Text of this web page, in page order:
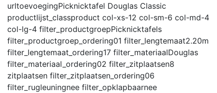
urltoevoegingPicknicktafel Douglas Classic
productlijst_classproduct col-xs-12 col-sm-6 col-md-4
col-lg-4 filter_productgroepPicknicktafels
filter_productgroep_ordering01 filter_lengtemaat2.20m
filter_lengtemaat_ordering17 filter_materiaalDouglas
filter_materiaal_ordering02 filter_zitplaatsen8
zitplaatsen filter_zitplaatsen_ordering06
filter_rugleuningnee filter_opklapbaarnee